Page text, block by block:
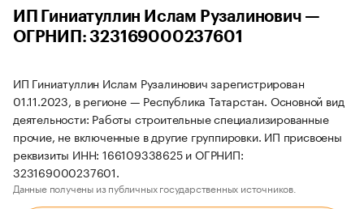
ИП Гиниатуллин Ислам Рузалинович —
ОГРНИП: 323169000237601
ИП Гиниатуллин Ислам Рузалинович зарегистрирован
01.11.2023, в регионе — Республика Татарстан. Основной вид
деятельности: Работы строительные специализированные
прочие, не включенные в другие группировки. ИП присвоены
реквизиты ИНН: 166109338625 и ОГРНИП:
323169000237601.
Данные получены из публичных государственных источников.